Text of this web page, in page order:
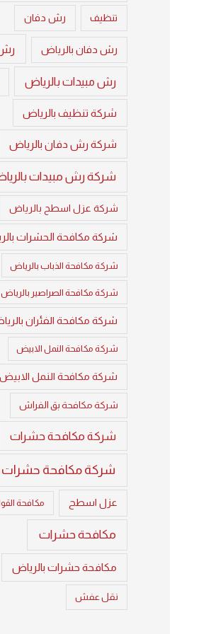
تنظيف رش دفان
رش دفان بالرياض
رش مبيدات بالرياض
شركة تنظيف بالرياض
شركة رش دفان بالرياض
شركة رش مبيدات
شركة عزل اسطح بالرياض
شركة مكافحة الحشرات
شركة مكافحة الذباب بالرياض
شركة مكافحة الصراصير بالرياض
شركة مكافحة الفئران
شركة مكافحة النمل الابيض
شركة مكافحة النمل
شركة مكافحة بق الفراش
شركة مكافحة حشرات
شركة مكافحة حشرات
عزل اسطح مكافحة
مكافحة حشرات
مكافحة حشرات بالرياض
نقل عفش